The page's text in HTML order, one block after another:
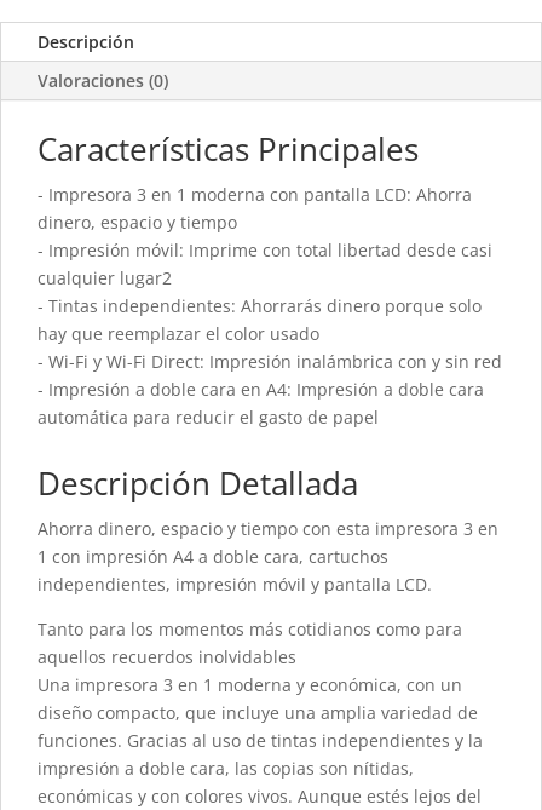
Descripción
Valoraciones (0)
Características Principales
- Impresora 3 en 1 moderna con pantalla LCD: Ahorra
dinero, espacio y tiempo
- Impresión móvil: Imprime con total libertad desde casi
cualquier lugar2
- Tintas independientes: Ahorrarás dinero porque solo
hay que reemplazar el color usado
- Wi-Fi y Wi-Fi Direct: Impresión inalámbrica con y sin red
- Impresión a doble cara en A4: Impresión a doble cara
automática para reducir el gasto de papel
Descripción Detallada
Ahorra dinero, espacio y tiempo con esta impresora 3 en
1 con impresión A4 a doble cara, cartuchos
independientes, impresión móvil y pantalla LCD.
Tanto para los momentos más cotidianos como para
aquellos recuerdos inolvidables
Una impresora 3 en 1 moderna y económica, con un
diseño compacto, que incluye una amplia variedad de
funciones. Gracias al uso de tintas independientes y la
impresión a doble cara, las copias son nítidas,
económicas y con colores vivos. Aunque estés lejos del